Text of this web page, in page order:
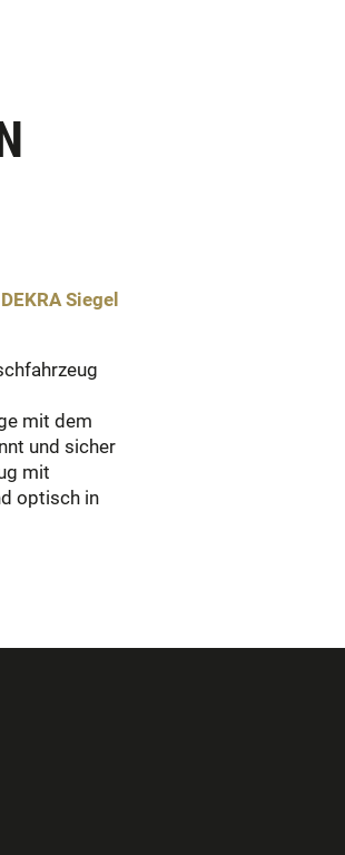
Siegel
mit dem
und sicher
mit
optisch in